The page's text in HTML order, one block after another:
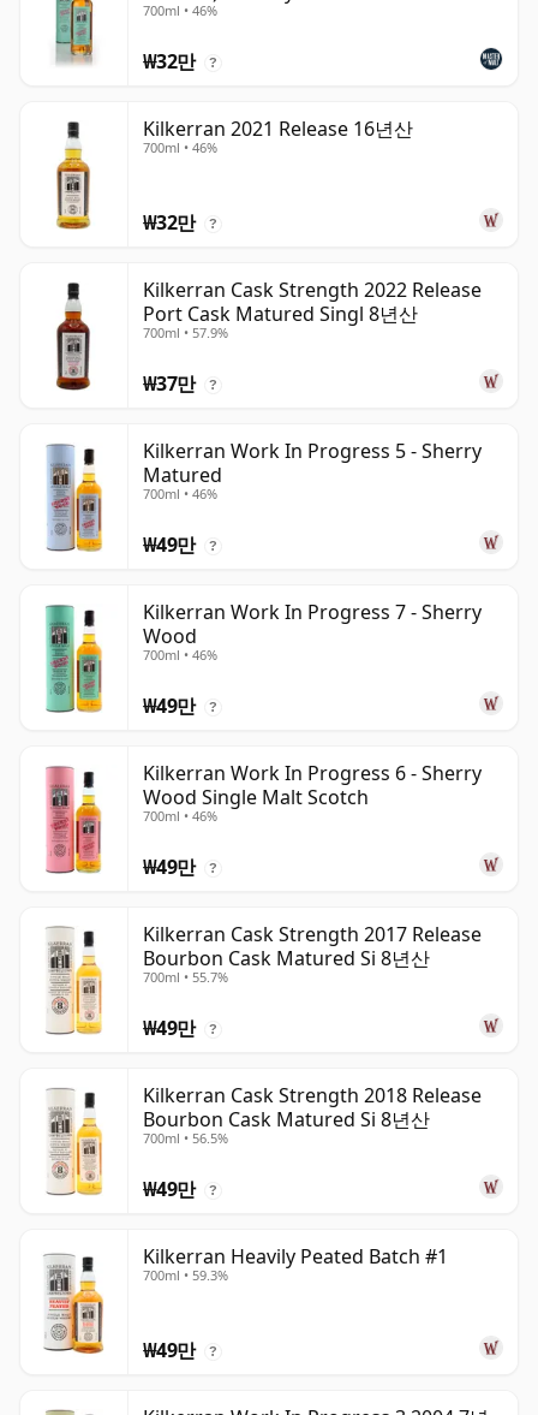
700ml • 46%
₩32만 ?
Kilkerran 2021 Release 16년산
700ml • 46%
₩32만 ?
Kilkerran Cask Strength 2022 Release
Port Cask Matured Singl 8년산
700ml • 57.9%
₩37만 ?
Kilkerran Work In Progress 5 - Sherry
Matured
700ml • 46%
₩49만 ?
Kilkerran Work In Progress 7 - Sherry
Wood
700ml • 46%
₩49만 ?
Kilkerran Work In Progress 6 - Sherry
Wood Single Malt Scotch
700ml • 46%
₩49만 ?
Kilkerran Cask Strength 2017 Release
Bourbon Cask Matured Si 8년산
700ml • 55.7%
₩49만 ?
Kilkerran Cask Strength 2018 Release
Bourbon Cask Matured Si 8년산
700ml • 56.5%
₩49만 ?
Kilkerran Heavily Peated Batch #1
700ml • 59.3%
₩49만 ?